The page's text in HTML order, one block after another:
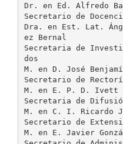
Dr. en Ed. Alfredo
Secretario de
Dra. en Est. Lat.
ez Bernal
Secretaria de
dos
M. en D. José
Secretario de
M. en E. P. D. Ivett
Secretaria de
M. en C. I. Ricardo
Secretario de
M. en E. Javier